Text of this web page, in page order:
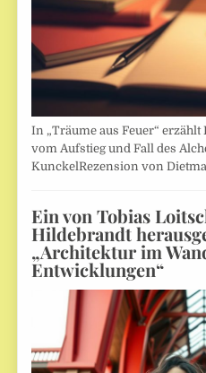
In „Träume aus Feuer“
vom Aufstieg und Fall des
KunckelRezension von
Ein von Tobias
Hildebrandt
„Architektur im
Entwicklungen“